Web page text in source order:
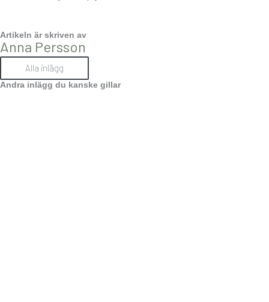
Artikeln är skriven av
Anna Persson
Alla inlägg
Andra inlägg du kanske gillar